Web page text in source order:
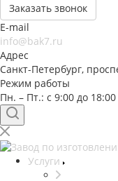
Заказать звонок
E-mail
info@bak7.ru
Адрес
Санкт-Петербург,
Режим работы
Пн. – Пт.: с 9:00 до 18:00
Услуги